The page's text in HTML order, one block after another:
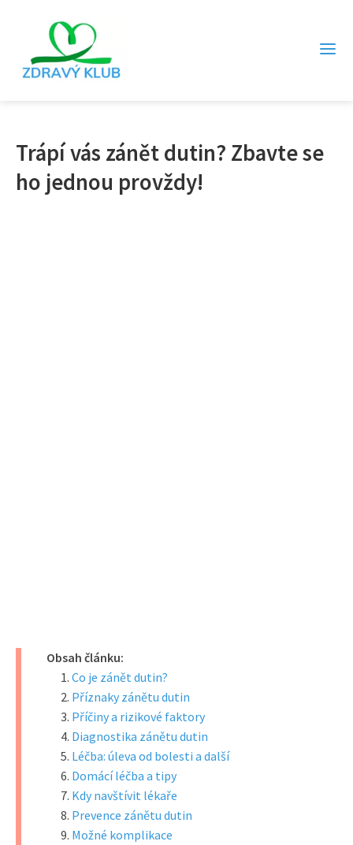
Trápí vás zánět dutin? Zbavte se
ho jednou provždy!
Obsah článku:
Co je zánět dutin?
Příznaky zánětu dutin
Příčiny a rizikové faktory
Diagnostika zánětu dutin
Léčba: úleva od bolesti a další
Domácí léčba a tipy
Kdy navštívit lékaře
Prevence zánětu dutin
Možné komplikace